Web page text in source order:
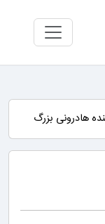
هادرونی بزرگ